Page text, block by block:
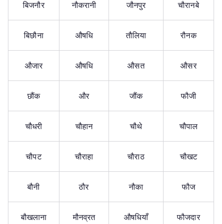
बिजनौर नौकरानी जौनपुर चौरानबे
बिछौना औषधि तौलिया रौनक
औजार औषधि औसत औसर
छौंक और जौंक फौजी
चौधरी चौहान चौथे चौपाल
चौपट चौराहा चौराठ चौखट
बौनी ठौर नौका फौज
बौखलाना मौनव्रत औषधियाँ फौजदार